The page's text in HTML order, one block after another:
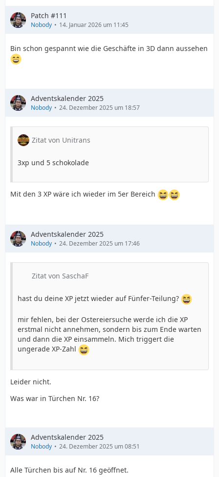
Patch #111
Nobody 14. Januar 2026 um 11:45
Bin schon gespannt wie die Geschäfte in 3D dann aussehen
Adventskalender 2025
Nobody 24. Dezember 2025 um 18:57
Zitat von Unitrans
3xp und 5 schokolade
Mit den 3 XP wäre ich wieder im 5er Bereich
Adventskalender 2025
Nobody 24. Dezember 2025 um 17:46
Zitat von SaschaF
hast du deine XP jetzt wieder auf Fünfer-Teilung?
mir fehlen, bei der Ostereiersuche werde ich die XP
erstmal nicht annehmen, sondern bis zum Ende warten
und dann die XP einsammeln. Mich triggert die
ungerade XP-Zahl
Leider nicht.
Was war in Türchen Nr. 16?
Adventskalender 2025
Nobody 24. Dezember 2025 um 08:51
Alle Türchen bis auf Nr. 16 geöffnet.